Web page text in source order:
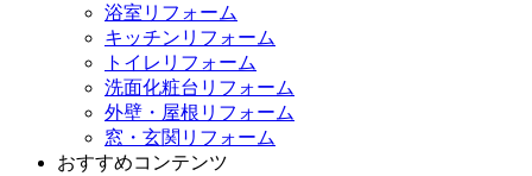
浴室リフォーム
キッチンリフォーム
トイレリフォーム
洗面化粧台リフォーム
外壁・屋根リフォーム
窓・玄関リフォーム
おすすめコンテンツ